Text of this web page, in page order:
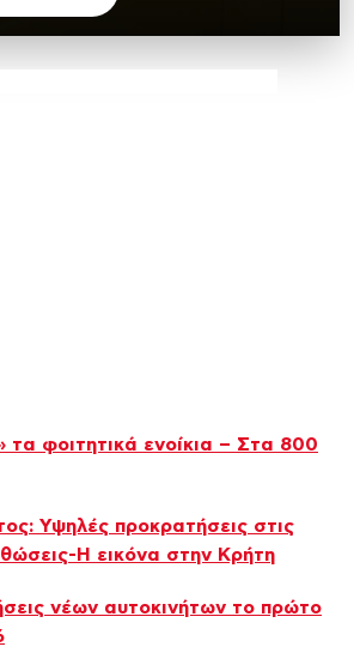
τα φοιτητικά ενοίκια – Στα 800
Υψηλές προκρατήσεις στις
Η εικόνα στην Κρήτη
νέων αυτοκινήτων το πρώτο